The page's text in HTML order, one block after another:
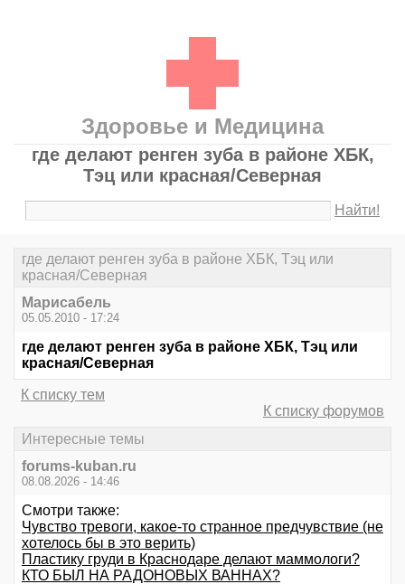
Здоровье и Медицина
где делают ренген зуба в районе ХБК,
Тэц или красная/Северная
Найти!
где делают ренген зуба в районе ХБК, Тэц или
красная/Северная
Марисабель
05.05.2010 - 17:24
где делают ренген зуба в районе ХБК, Тэц или
красная/Северная
К списку тем
К списку форумов
Интересные темы
forums-kuban.ru
08.08.2026 - 14:46
Смотри также:
Чувство тревоги, какое-то странное предчувствие (не
хотелось бы в это верить)
Пластику груди в Краснодаре делают маммологи?
КТО БЫЛ НА РАДОНОВЫХ ВАННАХ?